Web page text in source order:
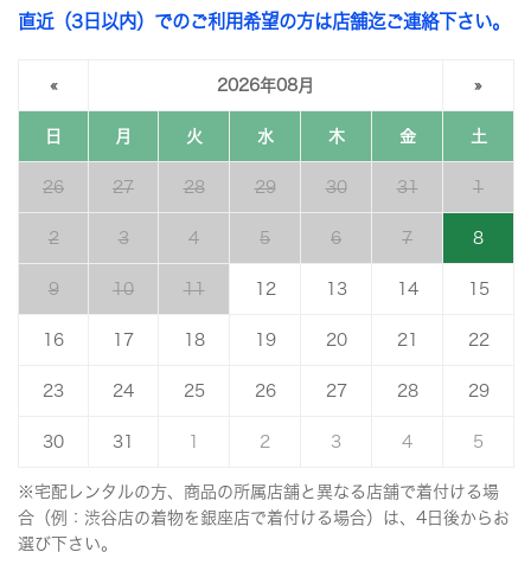
直近（3日以内）でのご利用希望の方は店舗迄ご連絡下さい。
« 2026年08月 »
日 月 火 水 木 金 土
26 27 28 29 30 31 1
2 3 4 5 6 7 8
9 10 11 12 13 14 15
16 17 18 19 20 21 22
23 24 25 26 27 28 29
30 31 2 3 4 5
※宅配レンタルの方、商品の所属店舗と異なる店舗で着付ける場
合（例：渋谷店の着物を銀座店で着付ける場合）は、4日後からお
選び下さい。